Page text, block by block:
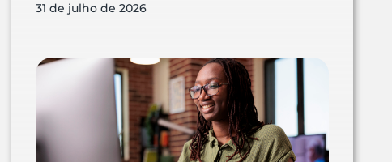
31 de julho de 2026